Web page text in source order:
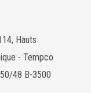
Hauts
- Tempco
48 B-3500